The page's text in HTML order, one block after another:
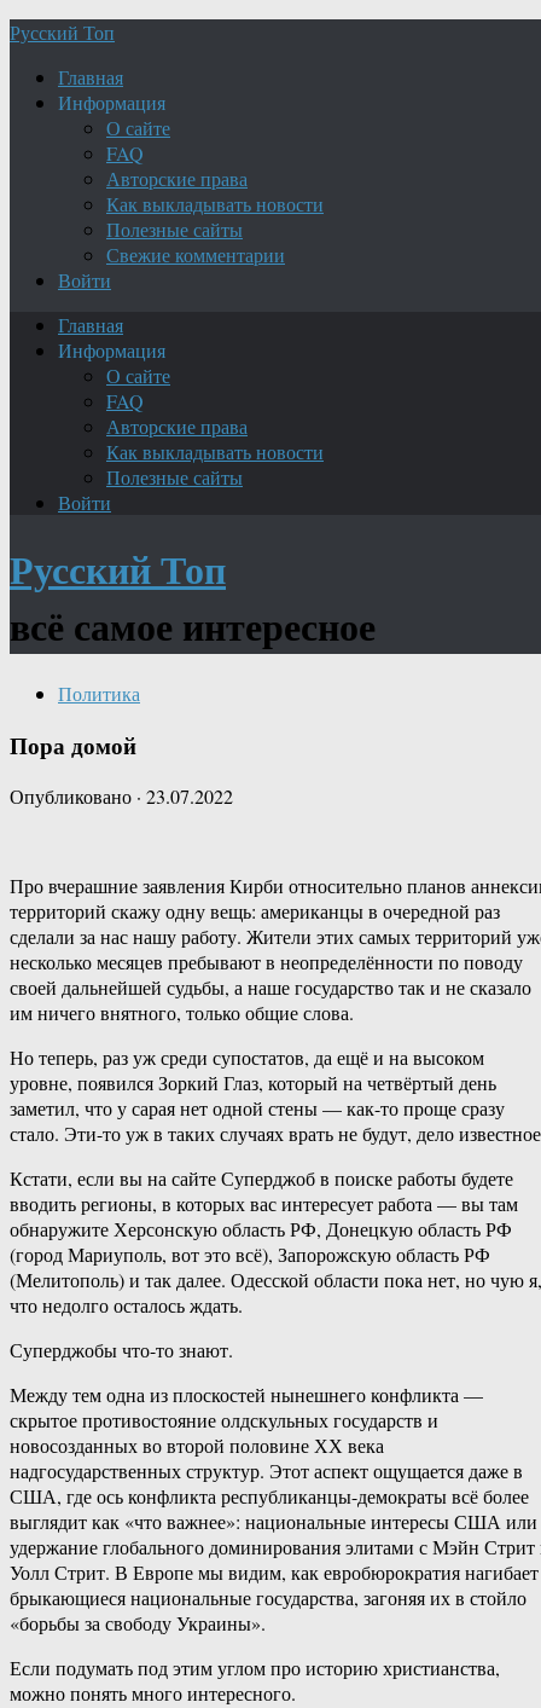
Русский Топ
Главная
Информация
О сайте
FAQ
Авторские права
Как выкладывать новости
Полезные сайты
Свежие комментарии
Войти
Главная
Информация
О сайте
FAQ
Авторские права
Как выкладывать новости
Полезные сайты
Войти
Русский Топ
всё самое интересное
Политика
Пора домой
Опубликовано · 23.07.2022
Про вчерашние заявления Кирби относительно планов
территорий скажу одну вещь: американцы в очередной раз
сделали за нас нашу работу. Жители этих самых территорий
несколько месяцев пребывают в неопределённости по поводу
своей дальнейшей судьбы, а наше государство так и не сказало
им ничего внятного, только общие слова.
Но теперь, раз уж среди супостатов, да ещё и на высоком
уровне, появился Зоркий Глаз, который на четвёртый день
заметил, что у сарая нет одной стены — как-то проще сразу
стало. Эти-то уж в таких случаях врать не будут, дело
Кстати, если вы на сайте Суперджоб в поиске работы будете
вводить регионы, в которых вас интересует работа — вы там
обнаружите Херсонскую область РФ, Донецкую область РФ
(город Мариуполь, вот это всё), Запорожскую область РФ
(Мелитополь) и так далее. Одесской области пока нет, но чую я,
что недолго осталось ждать.
Суперджобы что-то знают.
Между тем одна из плоскостей нынешнего конфликта —
скрытое противостояние олдскульных государств и
новосозданных во второй половине ХХ века
надгосударственных структур. Этот аспект ощущается даже в
США, где ось конфликта республиканцы-демократы всё более
выглядит как «что важнее»: национальные интересы США или
удержание глобального доминирования элитами с Мэйн Стрит
Уолл Стрит. В Европе мы видим, как евробюрократия нагибает
брыкающиеся национальные государства, загоняя их в стойло
«борьбы за свободу Украины».
Если подумать под этим углом про историю христианства,
можно понять много интересного.